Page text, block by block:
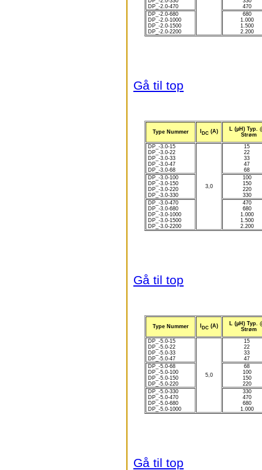
DP_-2.0-470
470
DP_-2.0-680
DP_-2.0-1000
DP_-2.0-1500
DP_-2.0-2200
680
1.000
1.500
2.200
Gå til top
Type Nummer DC(A)
L (µH) Typ.
Strøm
DP_-3.0-15
DP_-3.0-22
DP_-3.0-33
DP_-3.0-47
DP_-3.0-68
3,0
15
22
33
47
68
DP_-3.0-100
DP_-3.0-150
DP_-3.0-220
DP_-3.0-330
100
150
220
330
DP_-3.0-470
DP_-3.0-680
DP_-3.0-1000
DP_-3.0-1500
DP_-3.0-2200
470
680
1.000
1.500
2.200
Gå til top
Type Nummer DC(A)
L (µH) Typ.
Strøm
DP_-5.0-15
DP_-5.0-22
DP_-5.0-33
DP_-5.0-47
5,0
15
22
33
47
DP_-5.0-68
DP_-5.0-100
DP_-5.0-150
DP_-5.0-220
68
100
150
220
DP_-5.0-330
DP_-5.0-470
DP_-5.0-680
DP_-5.0-1000
330
470
680
1.000
Gå til top